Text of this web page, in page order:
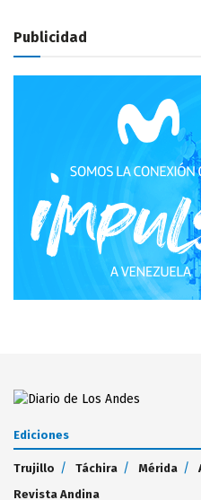
Publicidad
Ediciones
Trujillo Táchira Mérida
Revista Andina